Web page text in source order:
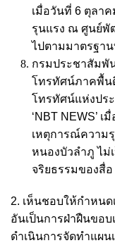
เมื่อวันที่ 6 ตุลา
รุนแรง ณ ศูนย์พั
ไปตามมาตรฐา
กรมประชาสัมพั
โทรทัศน์ภาคพื้น
โทรทัศน์แห่งปร
‘NBT NEWS’
เหตุการณ์ความ
หนองบัวลำภู ไม่
จริยธรรมของสื่อ
2. เห็นชอบให้กำหน
อันเป็นการฝ่าฝืนขอ
ดำเนินการจัดทำแผ